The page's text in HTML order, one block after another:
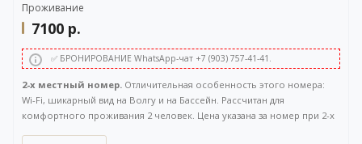
Проживание
7100 р.
✅ БРОНИРОВАНИЕ WhatsApp-чат +7 (903) 757-41-41.
2-х местный номер. Отличительная особенность этого номера:
Wi-Fi, шикарный вид на Волгу и на Бассейн. Рассчитан для
комфортного проживания 2 человек. Цена указана за номер при 2-х